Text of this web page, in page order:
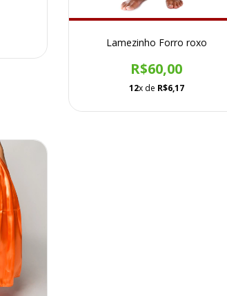
Lamezinho Forro roxo
R$60,00
12x de R$6,17